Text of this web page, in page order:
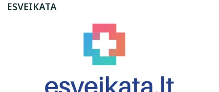
ESVEIKATA